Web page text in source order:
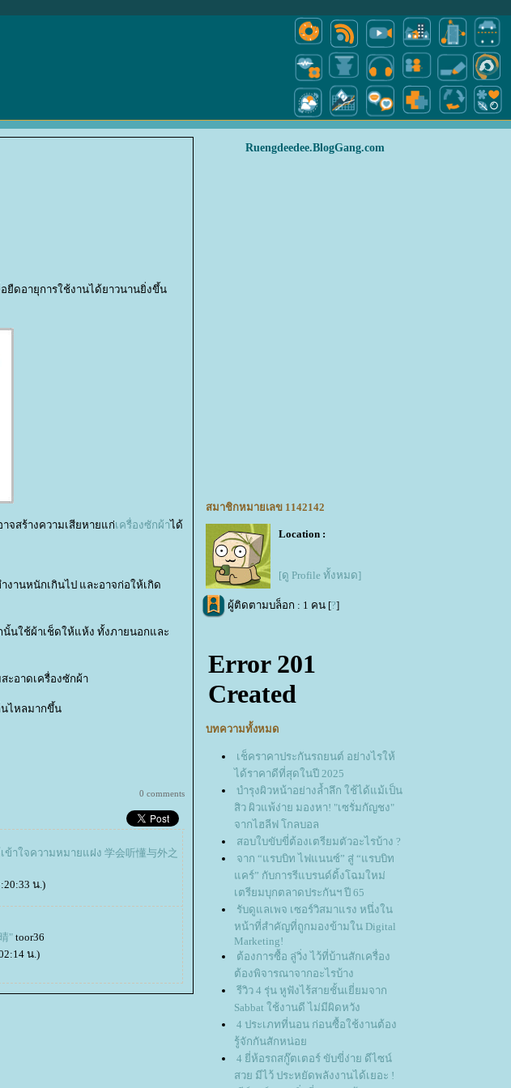
ยืดอายุการใช้งานได้ยาวนานยิ่งขึ้น
จสร้างความเสียหายแก่เครื่องซักผ้าได้
งานหนักเกินไป และอาจก่อให้เกิด
นั้นใช้ผ้าเช็ดให้แห้ง ทั้งภายนอกและ
ะอาดเครื่องซักผ้า
ไหลมากขึ้น
0 comments
ข้าใจความหมายแฝง 学会听懂与外之
น.)
"toor36
น.)
Ruengdeedee.BlogGang.com
สมาชิกหมายเลข 1142142
Location :
[ดู Profile ทั้งหมด]
ผู้ติดตามบล็อก : 1 คน [?]
บทความทั้งหมด
เช็คราคาประกันรถยนต์ อย่างไรให้
ได้ราคาดีที่สุดในปี 2025
บำรุงผิวหน้าอย่างล้ำลึก ใช้ได้แม้เป็น
สิว ผิวแพ้ง่าย มองหา! "เซรั่มกัญชง"
จากไฮลีฟ โกลบอล
สอบใบขับขี่ต้องเตรียมตัวอะไรบ้าง ?
จาก “แรบบิท ไฟแนนซ์” สู่ “แรบบิท
คร์” กับการรีแบรนด์ดิ้งโฉมใหม่
เตรียมบุกตลาดประกันฯ ปี 65
รับดูแลเพจ เซอร์วิสมาแรง หนึ่งใน
หน้าที่สำคัญที่ถูกมองข้ามใน Digital
Marketing!
ต้องการซื้อ ลู่วิ่ง ไว้ที่บ้านสักเครื่อง
ต้องพิจารณาจากอะไรบ้าง
รีวิว 4 รุ่น หูฟังไร้สายชั้นเยี่ยมจาก
Sabbat ใช้งานดี ไม่มีผิดหวัง
4 ประเภทที่นอน ก่อนซื้อใช้งานต้อง
รู้จักกันสักหน่อ
4 ยี่ห้อรถสกู๊ตเตอร์ ขับขี่ง่าย ดีไซน์
สวย มีไว้ ประหยัดพลังงานได้เยอะ !